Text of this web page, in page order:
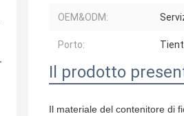
OEM&ODM:
Porto:
Il prodotto
Il materiale del contenitore di